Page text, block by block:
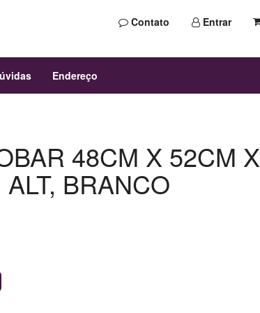
Contato Entrar
Endereço
48CM X 52CM X
BRANCO